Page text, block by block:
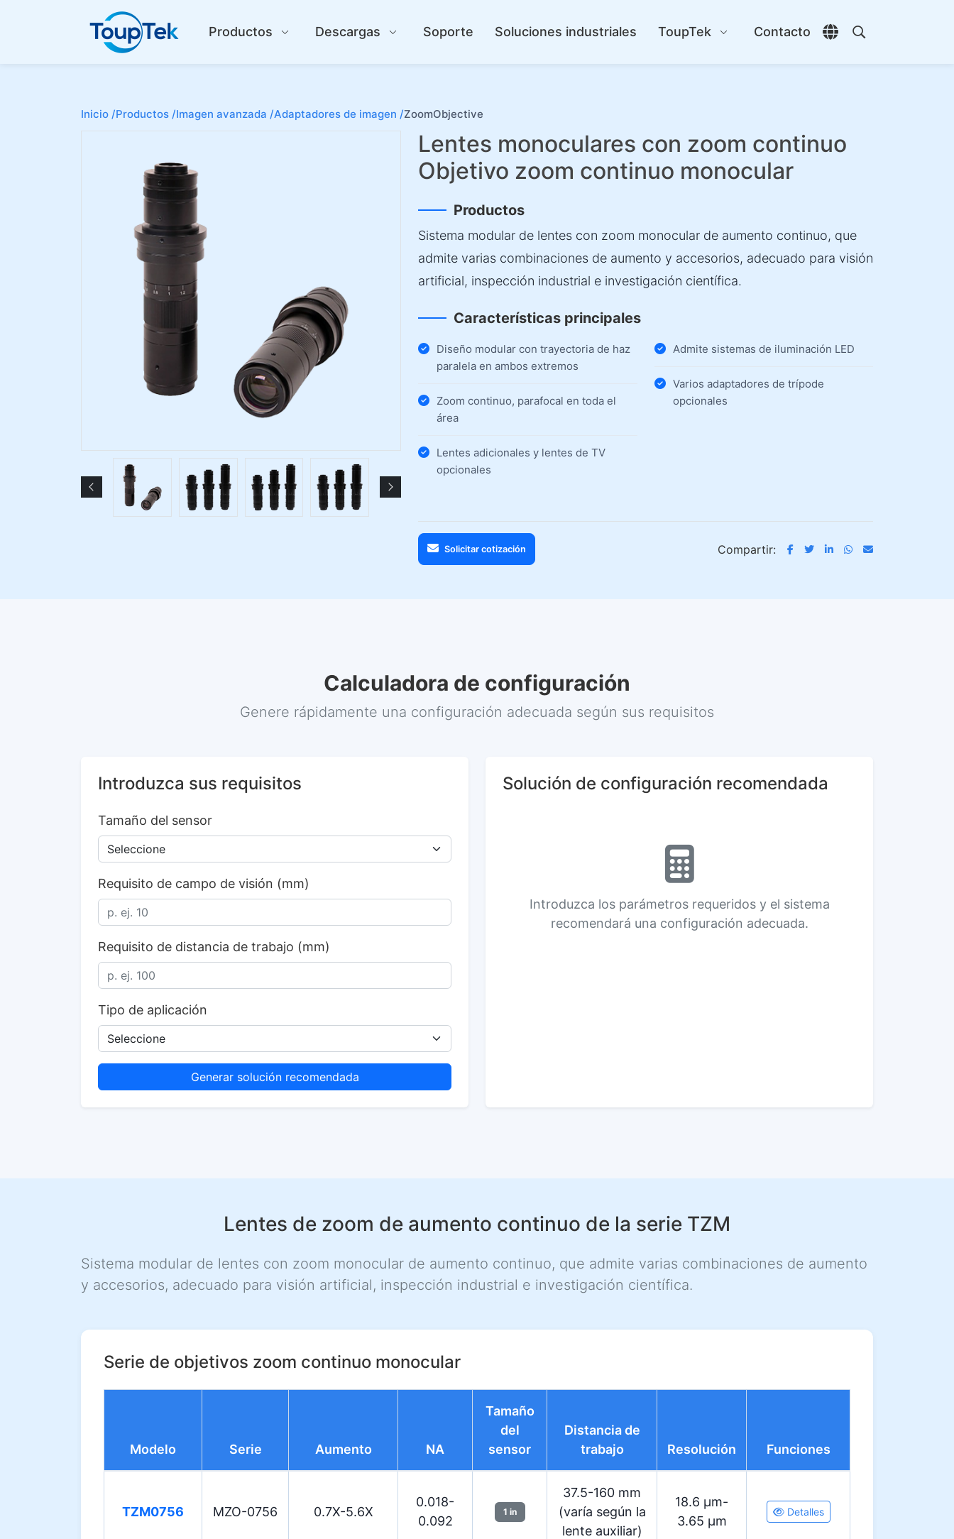
Productos Descargas Soporte Soluciones industriales ToupTek Contacto
Abrir selector de
Abrir búsqueda
Inicio /Productos /Imagen avanzada /Adaptadores de imagen /ZoomObjective
Lentes monoculares con zoom continuo
Objetivo zoom continuo monocular
Productos
Sistema modular de lentes con zoom monocular de aumento continuo, que
admite varias combinaciones de aumento y accesorios, adecuado para visión
artificial, inspección industrial e investigación científica.
Características principales
Diseño modular con trayectoria de haz
paralela en ambos extremos
Zoom continuo, parafocal en toda el
área
Lentes adicionales y lentes de TV
opcionales
Admite sistemas de iluminación LED
Varios adaptadores de trípode
opcionales
Solicitar cotización Compartir:
Calculadora de configuración
Genere rápidamente una configuración adecuada según sus requisitos
Introduzca sus requisitos
Tamaño del sensor
Requisito de campo de visión (mm)
Requisito de distancia de trabajo (mm)
Tipo de aplicación
Generar solución recomendada
Solución de configuración recomendada
Introduzca los parámetros requeridos y el sistema
recomendará una configuración adecuada.
Lentes de zoom de aumento continuo de la serie TZM
Sistema modular de lentes con zoom monocular de aumento continuo, que admite varias combinaciones de aumento
y accesorios, adecuado para visión artificial, inspección industrial e investigación científica.
Serie de objetivos zoom continuo monocular
Modelo Serie Aumento NA
Tamaño
del
sensor
Distancia de
trabajo
Resolución Funciones
TZM0756 MZO-0756 0.7X-5.6X
0.018-
0.092
1 in
37.5-160 mm
(varía según la
lente auxiliar)
18.6 µm-
3.65 µm
Detalles